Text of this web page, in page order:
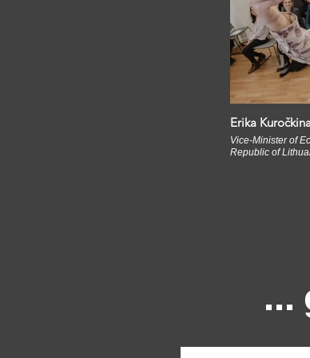
Erika
Vice-Minister of
Republic of
...